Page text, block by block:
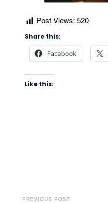
Post Views: 520
Share this:
Facebook
Like this:
PREVIOUS POST